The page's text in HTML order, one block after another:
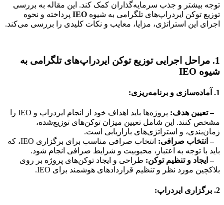
توجه بیشتر و جذب سرمایه‌گذاران کمک کند. این مقاله به بررسی
توزیع توکن ایردراپ‌های تلگرامی به شیوه IEO پرداخته و نحوه
اجرای این استراتژی، مزایا، معایب و نکات کلیدی را بررسی می‌کند.
1. مراحل اجرایی توزیع توکن ایردراپ‌های تلگرامی به
شیوه IEO
1. آماده‌سازی و برنامه‌ریزی:
– تعیین هدف:
پروژه‌ها باید اهداف خود از انجام ایردراپ و IEO را
مشخص کنند. این شامل تعیین میزان توکن‌های توزیع‌شده،
زمان‌بندی، و استراتژی‌های بازاریابی است.
– انتخاب صرافی:
انتخاب صرافی مناسب برای برگزاری IEO، که
باید با توجه به اعتبار، محبوبیت و شرایط صرافی انجام شود.
– ایجاد و تنظیم توکن: طراحی و ایجاد توکن‌های پروژه بر روی
بلاکچین مورد نظر و تنظیم قراردادهای هوشمند برای IEO.
2. برگزاری ایردراپ: